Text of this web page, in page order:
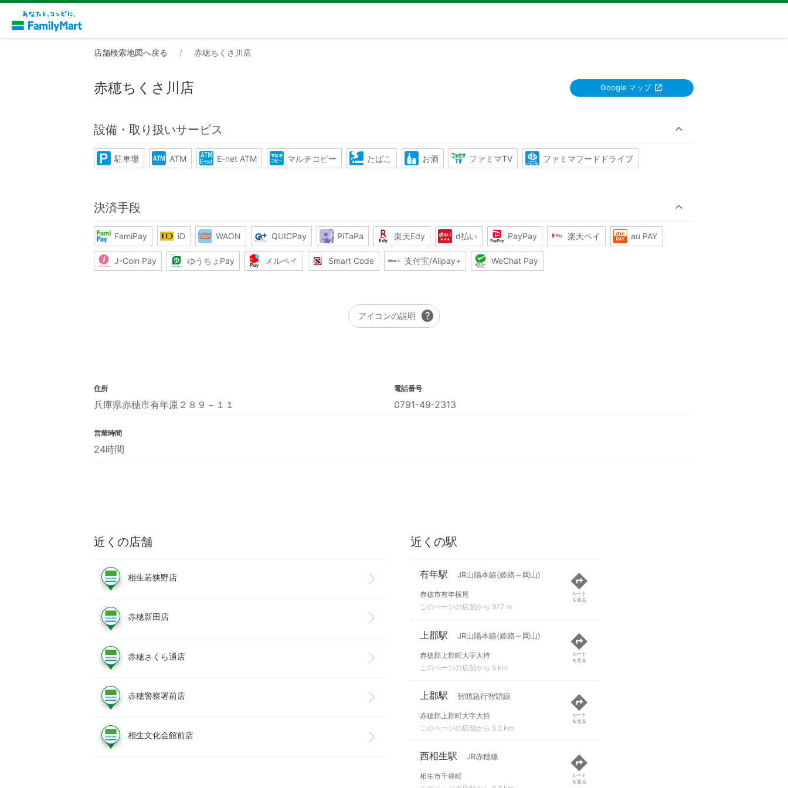
店舗検索地図へ戻る 赤穂ちくさ川店
赤穂ちくさ川店 Google マップ
設備・取り扱いサービス
駐車場 ATM E-net ATM マルチコピー たばこ お酒 ファミマTV ファミマフードドライブ
決済手段
FamiPay iD WAON QUICPay PiTaPa 楽天Edy d払い PayPay 楽天ペイ au PAY
J-Coin Pay ゆうちょPay メルペイ Smart Code 支付宝/Alipay+ WeChat Pay
アイコンの説明 help
住所
兵庫県赤穂市有年原２８９－１１
電話番号
0791-49-2313
営業時間
24時間
近くの店舗
相生若狭野店
赤穂新田店
赤穂さくら通店
赤穂警察署前店
相生文化会館前店
近くの駅
有年駅 JR山陽本線(姫路～岡山)
赤穂市有年横尾
このページの店舗から 977 m
ルート
を見る
上郡駅 JR山陽本線(姫路～岡山)
赤穂郡上郡町大字大持
このページの店舗から 5 km
ルート
を見る
上郡駅 智頭急行智頭線
赤穂郡上郡町大字大持
このページの店舗から 5.2 km
ルート
を見る
西相生駅 JR赤穂線
相生市千尋町
ルート
を見る